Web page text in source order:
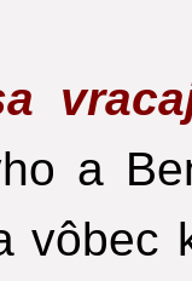
a
vôbec